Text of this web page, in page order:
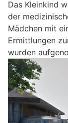
Das Kleinkind
der
Mädchen mit
Ermittlungen
wurden